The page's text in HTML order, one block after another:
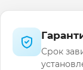
Срок